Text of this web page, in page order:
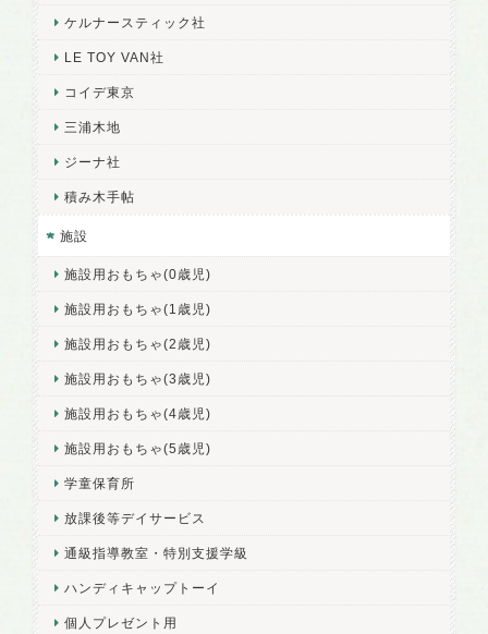
ケルナースティック社
LE TOY VAN社
コイデ東京
三浦木地
ジーナ社
積み木手帖
施設
施設用おもちゃ(0歳児)
施設用おもちゃ(1歳児)
施設用おもちゃ(2歳児)
施設用おもちゃ(3歳児)
施設用おもちゃ(4歳児)
施設用おもちゃ(5歳児)
学童保育所
放課後等デイサービス
通級指導教室・特別支援学級
ハンディキャップトーイ
個人プレゼント用